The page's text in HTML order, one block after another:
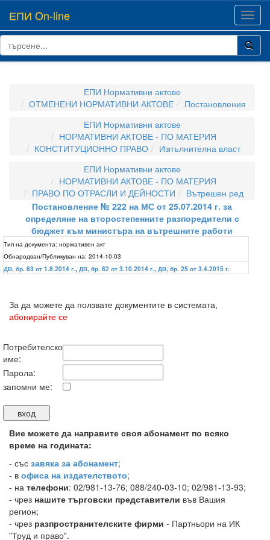
ЕПИ On-line
ЕПИ Нормативни актове
ОТМЕНЕНИ НОРМАТИВНИ АКТОВЕ
Постановления
ЕПИ Нормативни актове
НОРМАТИВНИ АКТОВЕ - ПО МАТЕРИЯ
КОНСТИТУЦИОННО ПРАВО
Изпълнителна власт
ЕПИ Нормативни актове
НОРМАТИВНИ АКТОВЕ - ПО МАТЕРИЯ
ПРАВО ПО ОТРАСЛИ И ДЕЙНОСТИ
Вътрешен ред
Постановление № 222 на МС от 25.07.2014 г. за
определяне на второстепенните разпоредители с
бюджет към министъра на вътрешните работи
Тип на документа: нормативен акт
Обнародван/Публикуван на: 2014-10-03
ДВ, бр. 63 от 1.8.2014 г., ДВ, бр. 82 от 3.10.2014 г., ДВ, бр. 25 от 3.4.2015 г.
За да можете да ползвате документите в системата,
абонирайте се
Потребителско
име:
Парола:
запомни ме:
Вие можете да направите своя абонамент по всяко
време на годината:
- със завяка за абонамент;
- в офиса на издателството;
- на телефони: 02/981-13-76; 088/240-03-10; 02/981-13-93;
- чрез нашите търговски представители във Вашия
регион;
- чрез разпространителските фирми - Партньори на ИК
"Труд и право".